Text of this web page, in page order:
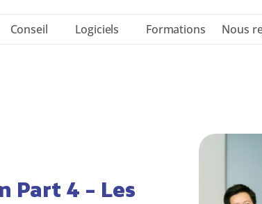
Conseil Logiciels Formations Nous
Part 4 - Les